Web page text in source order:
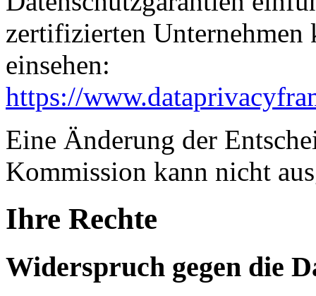
zertifizierten
einsehen:
https://
Eine Änderung der
Kommission kann nicht
Ihre Rechte
Widerspruch gegen die